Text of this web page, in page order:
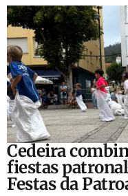
Cedeira
fiestas
Festas da